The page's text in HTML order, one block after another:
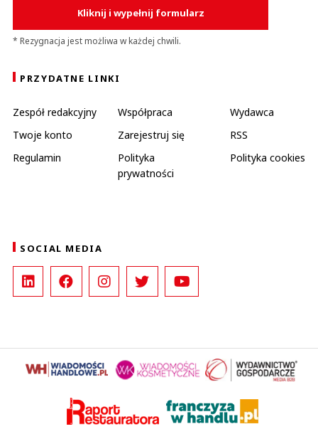
Kliknij i wypełnij formularz
* Rezygnacja jest możliwa w każdej chwili.
PRZYDATNE LINKI
Zespół redakcyjny Współpraca
Wydawca
Twoje konto
Zarejestruj się
RSS
Regulamin
Polityka
prywatności
Polityka cookies
SOCIAL MEDIA